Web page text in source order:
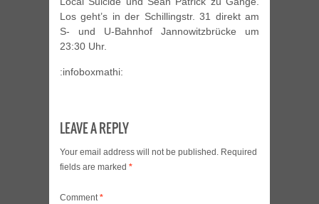
Los geht’s in der Schillingstr. 31 direkt am
S- und U-Bahnhof Jannowitzbrücke um
23:30 Uhr.
:infoboxmathi:
LEAVE A REPLY
Your email address will not be published. Required
fields are marked *
Comment*